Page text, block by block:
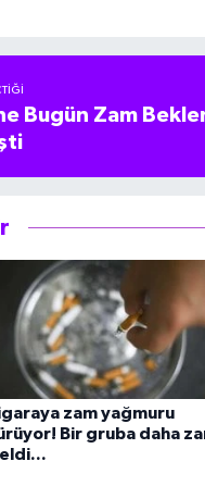
Bugün Zam
zam yağmuru
Bir gruba daha